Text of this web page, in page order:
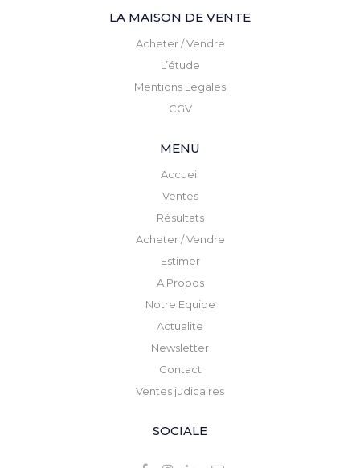
LA MAISON DE VENTE
Acheter / Vendre
L’étude
Mentions Legales
CGV
MENU
Accueil
Ventes
Résultats
Acheter / Vendre
Estimer
A Propos
Notre Equipe
Actualite
Newsletter
Contact
Ventes judicaires
SOCIALE